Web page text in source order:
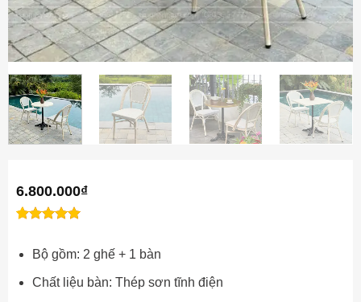
6.800.000₫
dựa trên
đánh giá
giá
Bộ gồm: 2 ghế + 1 bàn
Chất liệu bàn: Thép sơn tĩnh điện